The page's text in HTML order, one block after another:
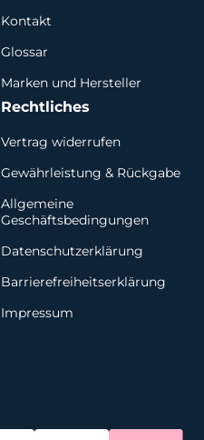
Kontakt
Glossar
Marken und Hersteller
Rechtliches
Vertrag widerrufen
Gewährleistung & Rückgabe
Allgemeine
Geschäftsbedingungen
Datenschutzerklärung
Barrierefreiheitserklärung
Impressum